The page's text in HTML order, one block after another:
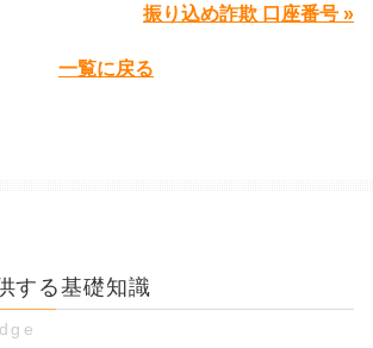
振り込め詐欺 口座番号 »
一覧に戻る
する基礎知識